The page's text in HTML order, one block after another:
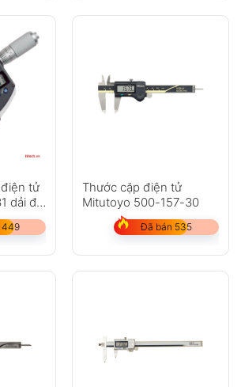
tử
dải đo
Thước cặp điện tử
Mitutoyo 500-157-30
Đã bán 535